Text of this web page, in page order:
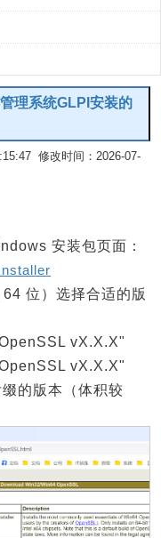
理系统GLPI安装的
修改时间：2026-07-
安装包页面：
位）选择合适的版
vX.X.X"
vX.X.X"
的版本（体积较